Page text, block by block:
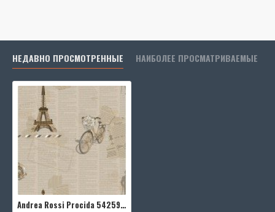
НЕДАВНО ПРОСМОТРЕННЫЕ НАИБОЛЕЕ ПРОСМАТРИВАЕМЫЕ
Andrea Rossi Procida 54259-3